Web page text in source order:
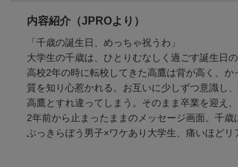
内容紹介（JPROより）
「千歳の誕生日、めっちゃ祝うわ」
大学生の千歳は、ひとりむなしく過ごす誕生日
高校2年の時に転校してきた高鷹は背が高く、
質を知り心惹かれる。お互いに少しずつ意識し
高鷹とすれ違ってしまう。そのまま卒業を迎
2年前から止まったままのメッセージ画面。千歳
ぶっきらぼう男子×ワケあり大学生、痛いほど